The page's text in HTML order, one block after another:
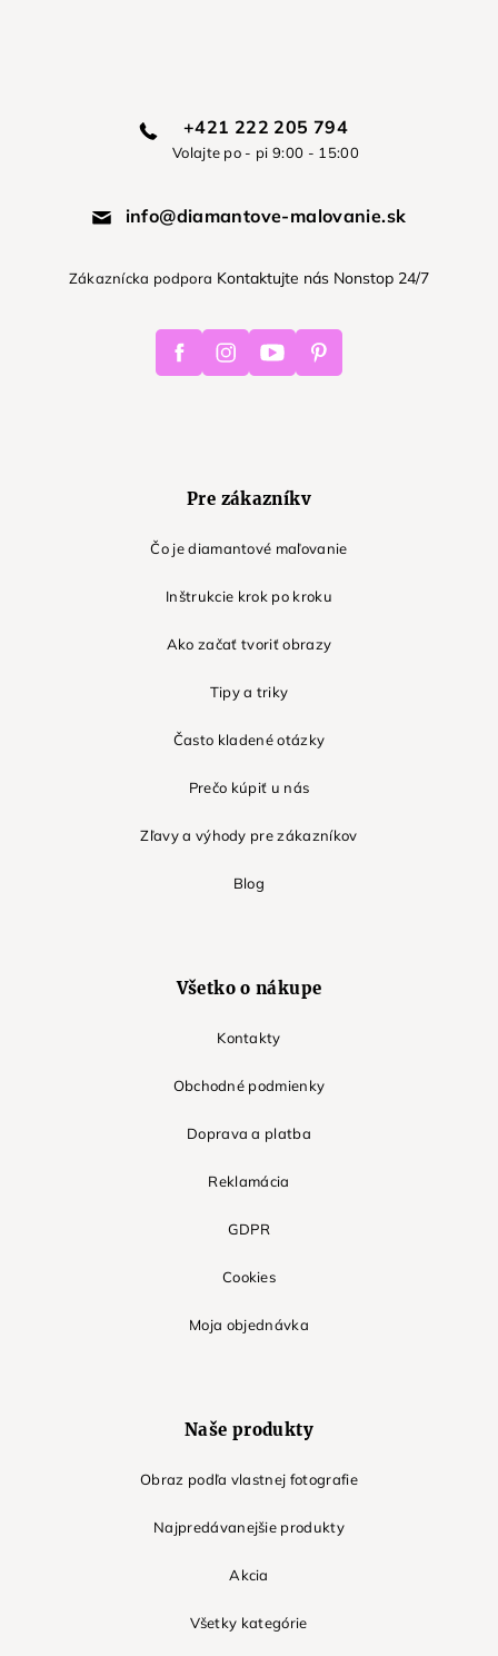
+421 222 205 794
Volajte po - pi 9:00 - 15:00
info@diamantove-malovanie.sk
Zákaznícka podpora Kontaktujte nás Nonstop 24/7
FacebookInstagramYoutube Pinterest
Pre zákazníkv
Čo je diamantové maľovanie
Inštrukcie krok po kroku
Ako začať tvoriť obrazy
Tipy a triky
Často kladené otázky
Prečo kúpiť u nás
Zľavy a výhody pre zákazníkov
Blog
Všetko o nákupe
Kontakty
Obchodné podmienky
Doprava a platba
Reklamácia
GDPR
Cookies
Moja objednávka
Naše produkty
Obraz podľa vlastnej fotografie
Najpredávanejšie produkty
Akcia
Všetky kategórie